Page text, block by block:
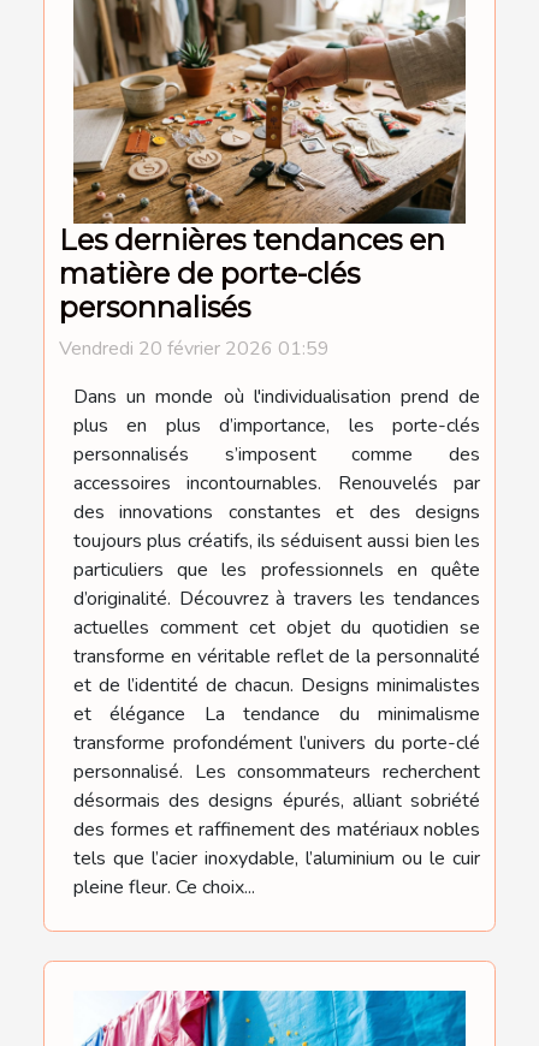
Les dernières tendances en
matière de porte-clés
personnalisés
Vendredi 20 février 2026 01:59
Dans un monde où l'individualisation prend de
plus en plus d’importance, les porte-clés
personnalisés s’imposent comme des
accessoires incontournables. Renouvelés par
des innovations constantes et des designs
toujours plus créatifs, ils séduisent aussi bien les
particuliers que les professionnels en quête
d’originalité. Découvrez à travers les tendances
actuelles comment cet objet du quotidien se
transforme en véritable reflet de la personnalité
et de l’identité de chacun. Designs minimalistes
et élégance La tendance du minimalisme
transforme profondément l’univers du porte-clé
personnalisé. Les consommateurs recherchent
désormais des designs épurés, alliant sobriété
des formes et raffinement des matériaux nobles
tels que l’acier inoxydable, l’aluminium ou le cuir
pleine fleur. Ce choix...